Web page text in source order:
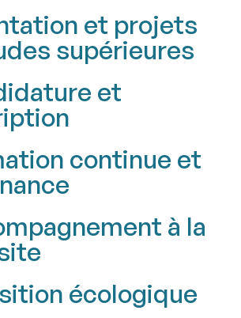
et projets
supérieures
et
continue et
à la
écologique